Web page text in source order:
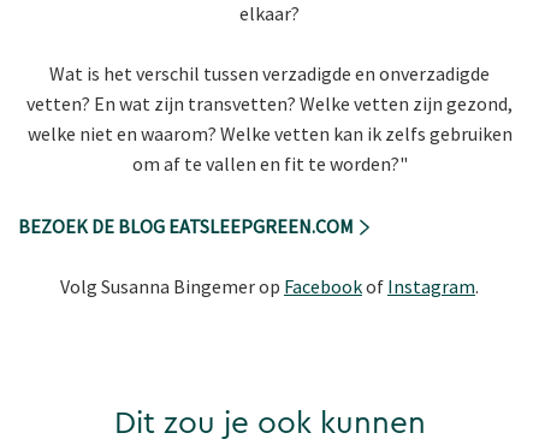
elkaar?
Wat is het verschil tussen verzadigde en onverzadigde
vetten? En wat zijn transvetten? Welke vetten zijn gezond,
welke niet en waarom? Welke vetten kan ik zelfs gebruiken
om af te vallen en fit te worden?"
BEZOEK DE BLOG EATSLEEPGREEN.COM
Volg Susanna Bingemer op Facebookof Instagram.
Dit zou je ook kunnen